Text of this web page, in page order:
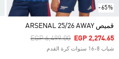
-65%
قميص ARSENAL 25/26 AWAY
Price Reduced From
EGP 6,499.00ToEGP 2,274.65
شباب 8-16 سنوات كرة القدم